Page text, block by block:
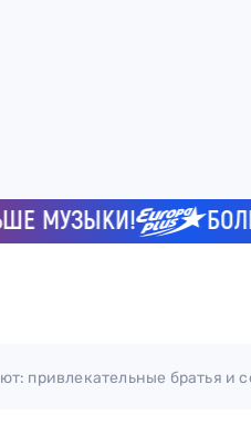
БОЛЬШЕ
привлекательные братья и